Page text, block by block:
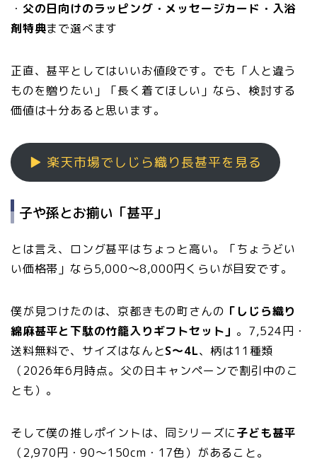
・ 父の日向けのラッピング・メッセージカード・入浴
剤特典まで選べます
正直、甚平としてはいいお値段です。でも「人と違う
ものを贈りたい」「長く着てほしい」なら、検討する
価値は十分あると思います。
▶ 楽天市場でしじら織り長甚平を見る
子や孫とお揃い「甚平」
とは言え、ロング甚平はちょっと高い。「ちょうどい
い価格帯」なら5,000〜8,000円くらいが目安です。
僕が見つけたのは、京都きもの町さんの 「しじら織り
綿麻甚平と下駄の竹籠入りギフトセット」 。7,524円・
送料無料で、サイズはなんとS〜4L、柄は11種類
（2026年6月時点。父の日キャンペーンで割引中のこ
とも）。
そして僕の推しポイントは、同シリーズに子ども甚平
（2,970円・90〜150cm・17色）があること。